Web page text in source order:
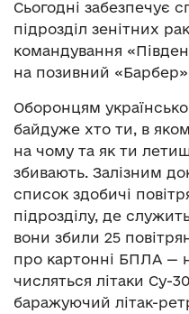
Сьогодні забезпечує
підрозділ зенітних
командування
на позивний
Оборонцям
байдуже хто ти, в
на чому та як ти
збивають. Залізним
список здобичі
підрозділу, де
вони збили 25
про картонні БПЛА —
числяться літаки Су-
баражуючий літак-